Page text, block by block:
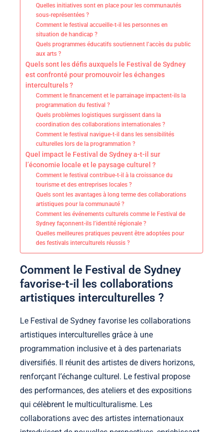
Quelles initiatives sont en place pour les communautés
sous-représentées ?
Comment le festival accueille-t-il les personnes en
situation de handicap ?
Quels programmes éducatifs soutiennent l’accès du public
aux arts ?
Quels sont les défis auxquels le Festival de Sydney
est confronté pour promouvoir les échanges
interculturels ?
Comment le financement et le parrainage impactent-ils la
programmation du festival ?
Quels problèmes logistiques surgissent dans la
coordination des collaborations internationales ?
Comment le festival navigue-t-il dans les sensibilités
culturelles lors de la programmation ?
Quel impact le Festival de Sydney a-t-il sur
l’économie locale et le paysage culturel ?
Comment le festival contribue-t-il à la croissance du
tourisme et des entreprises locales ?
Quels sont les avantages à long terme des collaborations
artistiques pour la communauté ?
Comment les événements culturels comme le Festival de
Sydney façonnent-ils l’identité régionale ?
Quelles meilleures pratiques peuvent être adoptées pour
des festivals interculturels réussis ?
Comment le Festival de Sydney
favorise-t-il les collaborations
artistiques interculturelles ?
Le Festival de Sydney favorise les collaborations
artistiques interculturelles grâce à une
programmation inclusive et à des partenariats
diversifiés. Il réunit des artistes de divers horizons,
renforçant l’échange culturel. Le festival propose
des performances, des ateliers et des expositions
qui célèbrent le multiculturalisme. Les
collaborations avec des artistes internationaux